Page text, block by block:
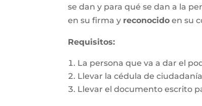
se dan y para qué se dan a la
en su firma y reconocido en su
Requisitos:
La persona que va a dar el
Llevar la cédula de
Llevar el documento escrito